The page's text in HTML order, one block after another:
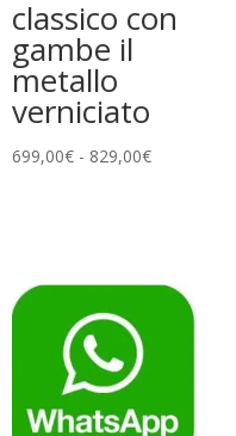
classico con
gambe il
metallo
verniciato
699,00€ - 829,00€Fascia
a
829,00€